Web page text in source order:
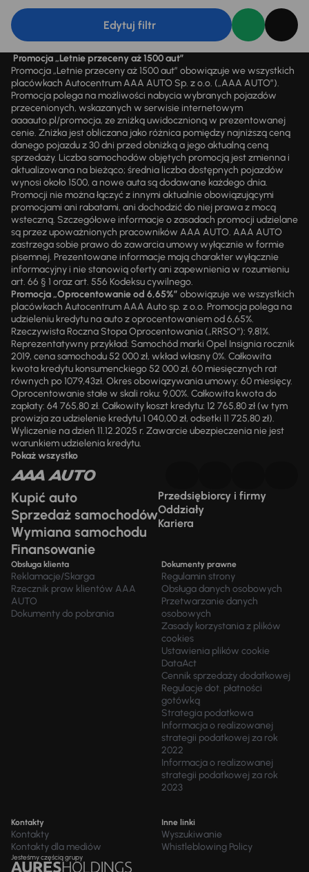
Edytuj filtr
Promocja „Letnie przeceny aż 1500 aut”
Promocja „Letnie przeceny aż 1500 aut” obowiązuje we wszystkich
placówkach Autocentrum AAA AUTO Sp. z o.o. („AAA AUTO”).
Promocja polega na możliwości nabycia wybranych pojazdów
przecenionych, wskazanych w serwisie internetowym
aaaauto.pl/promocja, ze zniżką uwidocznioną w prezentowanej
cenie. Zniżka jest obliczana jako różnica pomiędzy najniższą ceną
danego pojazdu z 30 dni przed obniżką a jego aktualną ceną
sprzedaży. Liczba samochodów objętych promocją jest zmienna i
aktualizowana na bieżąco; średnia liczba dostępnych pojazdów
wynosi około 1500, a nowe auta są dodawane każdego dnia.
Promocji nie można łączyć z innymi aktualnie obowiązującymi
promocjami ani rabatami, ani dochodzić do niej prawa z mocą
wsteczną. Szczegółowe informacje o zasadach promocji udzielane
są przez upoważnionych pracowników AAA AUTO. AAA AUTO
zastrzega sobie prawo do zawarcia umowy wyłącznie w formie
pisemnej. Prezentowane informacje mają charakter wyłącznie
informacyjny i nie stanowią oferty ani zapewnienia w rozumieniu
art. 66 § 1 oraz art. 556 Kodeksu cywilnego.
Promocja „Oprocentowanie od 6,65%” obowiązuje we wszystkich
placówkach Autocentrum AAA Auto sp. z o.o. Promocja polega na
udzieleniu kredytu na auto z oprocentowaniem od 6,65%.
Rzeczywista Roczna Stopa Oprocentowania („RRSO“): 9,81%.
Reprezentatywny przykład: Samochód marki Opel Insignia rocznik
2019, cena samochodu 52 000 zł, wkład własny 0%. Całkowita
kwota kredytu konsumenckiego 52 000 zł, 60 miesięcznych rat
równych po 1079,43zł. Okres obowiązywania umowy: 60 miesięcy.
Oprocentowanie stałe w skali roku: 9,00%. Całkowita kwota do
zapłaty: 64 765,80 zł. Całkowity koszt kredytu: 12 765,80 zł (w tym
prowizja za udzielenie kredytu 1 040,00 zł, odsetki 11 725,80 zł).
Wyliczenie na dzień 11.12.2025 r. Zawarcie ubezpieczenia nie jest
warunkiem udzielenia kredytu.
Pokaż wszystko
Kupić auto
Sprzedaż samochodów
Wymiana samochodu
Finansowanie
Przedsiębiorcy i firmy
Oddziały
Kariera
Obsługa klienta
Reklamacje/Skarga
Rzecznik praw klientów AAA
AUTO
Dokumenty do pobrania
Dokumenty prawne
Regulamin strony
Obsługa danych osobowych
Przetwarzanie danych
osobowych
Zasady korzystania z plików
cookies
Ustawienia plików cookie
DataAct
Cennik sprzedaży dodatkowej
Regulacje dot. płatności
gotówką
Strategia podatkowa
Informacja o realizowanej
strategii podatkowej za rok
2022
Informacja o realizowanej
strategii podatkowej za rok
2023
Kontakty
Kontakty
Kontakty dla mediów
Inne linki
Wyszukiwanie
Whistleblowing Policy
Jesteśmy częścią grupy